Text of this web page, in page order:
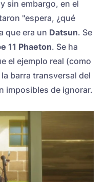
sin embargo, en el
"espera, ¿qué
que era un Datsun. Se
11 Phaeton. Se ha
el ejemplo real (como
barra transversal del
imposibles de ignorar.